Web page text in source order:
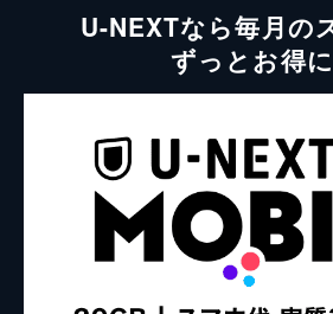
U-NEXTなら毎月の
ずっとお得に